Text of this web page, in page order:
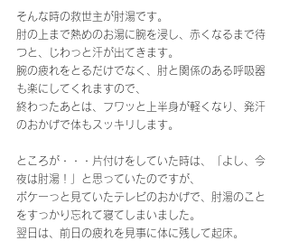
そんな時の救世主が肘湯です。
肘の上まで熱めのお湯に腕を浸し、赤くなるまで待
つと、じわっと汗が出てきます。
腕の疲れをとるだけでなく、肘と関係のある呼吸器
も楽にしてくれますので、
終わったあとは、フワッと上半身が軽くなり、発汗
のおかげで体もスッキリします。
ところが・・・片付けをしていた時は、「よし、今
夜は肘湯！」と思っていたのですが、
ボケーっと見ていたテレビのおかげで、肘湯のこと
をすっかり忘れて寝てしまいました。
翌日は、前日の疲れを見事に体に残して起床。